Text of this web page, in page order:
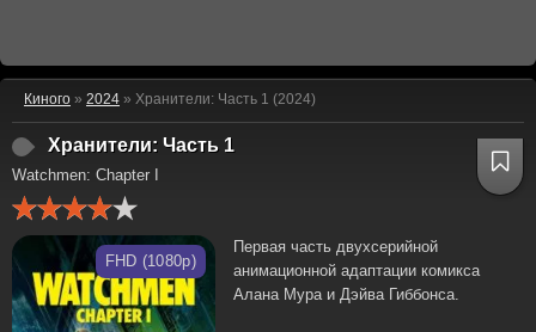
Киного » 2024 » Хранители: Часть 1 (2024)
Хранители: Часть 1
Watchmen: Chapter I
FHD (1080p)
Первая часть двухсерийной
анимационной адаптации комикса
Алана Мура и Дэйва Гиббонса.